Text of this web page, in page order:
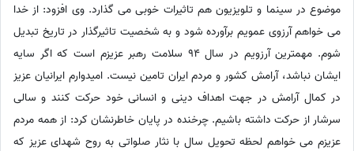
موضوع در سینما و تلویزیون هم تاثیرات خوبی می گذارد. وی افزود: از خدا
می خواهم آرزوی عمویم برآورده شود و به شخصیت تاثیرگذار در تاریخ تبدیل
شوم. مهمترین‌ آرزویم در سال 94 سلامت رهبر عزیزم است که اگر سایه
ایشان نباشد، آرامش کشور و مردم ایران تامین نیست. امیدوارم ایرانیان عزیز
در کمال آرامش در جهت اهداف دینی و انسانی خود حرکت کنند و سالی
سرشار از حرکت داشته باشیم. چرخنده در پایان خاطرنشان کرد: از همه مردم
عزیزم می خواهم لحظه تحویل سال با نثار صلواتی به روح شهدای عزیز که